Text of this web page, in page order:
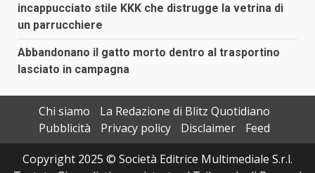
incappucciato stile KKK che distrugge la vetrina di
un parrucchiere
Abbandonano il gatto morto dentro al trasportino
lasciato in campagna
Chi siamo
La Redazione di Blitz Quotidiano
Pubblicità
Privacy policy Disclaimer
Feed
Copyright 2025 © Società Editrice Multimediale S.r.l.